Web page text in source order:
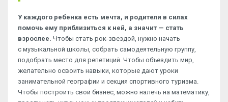
У каждого ребенка есть мечта, и родители в силах
помочь ему приблизиться к ней, а значит — стать
взрослее. Чтобы стать рок-звездой, нужно начать
с музыкальной школы, собрать самодеятельную группу,
подобрать место для репетиций. Чтобы объездить мир,
желательно освоить навыки, которые дают уроки
занимательной географии и секция спортивного туризма.
Чтобы построить свой бизнес, можно налечь на математику,